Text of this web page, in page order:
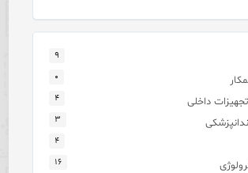
۹
۰
داخلی ۴
۳
۴
۱۶